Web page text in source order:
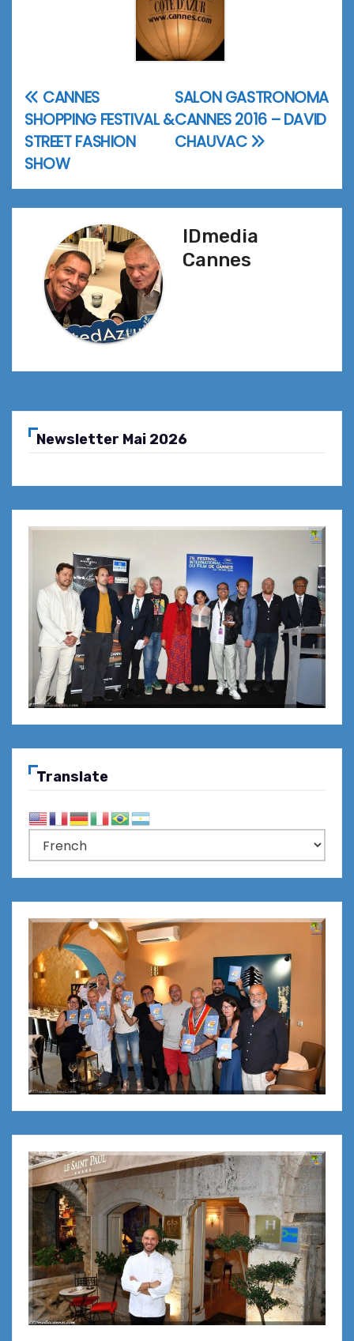
Navigation
de
l’article
SALON GASTRONOMA
CANNES 2016 – DAVID
CHAUVAC
CANNES
SHOPPING FESTIVAL &
STREET FASHION
SHOW
IDmedia
Cannes
Newsletter Mai 2026
Translate